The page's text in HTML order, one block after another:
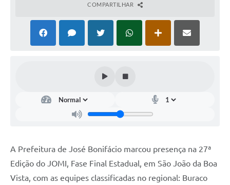
COMPARTILHAR
A Prefeitura de José Bonifácio marcou presença na 27ª
Edição do JOMI, Fase Final Estadual, em São João da Boa
Vista, com as equipes classificadas no regional: Buraco